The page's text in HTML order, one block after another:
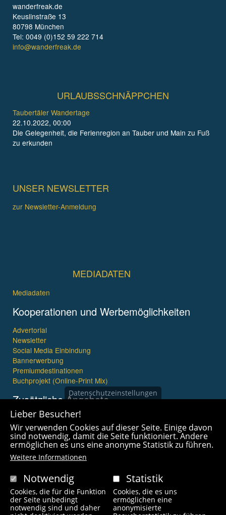
wanderfreak.de
Keuslinstraße 13
80798 München
Tel: 0049 (0)152 59 222 714
info@wanderfreak.de
URLAUBSSCHNÄPPCHEN
Taubertäler Wandertage
22.10.2022, 00:00
Die Gelegenheit, die Ferienregion an Tauber und Main zu Fuß
zu erkunden
UNSER NEWSLETTER
zur Newsletter-Anmeldung
MEDIADATEN
Mediadaten
Kooperationen und Werbemöglichkeiten
Advertorial
Newsletter
Social Media Einbindung
Bannerwerbung
Premiumdestinationen
Buchprojekt (Online-Print Mix)
Zusätzliche Angebote
Imagefilme und mehr
360° x 360° Fotografie
Copyright © 2021 wanderfreak.de. Alle Rechte vorbehalten.
Datenschutzeinstellungen
Lieber Besucher!
Wir verwenden Cookies auf dieser Seite. Einige davon
sind notwendig, damit die Seite funktioniert. Andere
ermöglichen es uns eine anonyme Statistik zu führen.
Weitere Informationen
Notwendig
Cookies, die für die Funktion
der Seite unbedingt
notwendig sind und daher
Statistik
Cookies, die es uns
ermöglichen eine
anonymisierte